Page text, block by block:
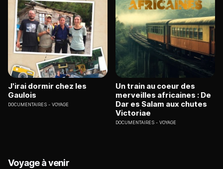
J'irai dormir chez les
Gaulois
DOCUMENTAIRES VOYAGE
Un train au coeur des
merveilles africaines : De
Dar es Salam aux chutes
Victoriae
DOCUMENTAIRES VOYAGE
Voyage à venir